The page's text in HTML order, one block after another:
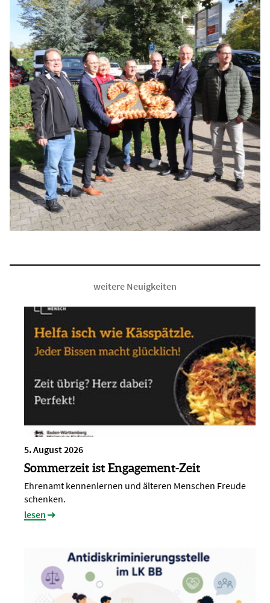
weitere Neuigkeiten
5. August 2026
Sommerzeit ist Engagement-Zeit
Ehrenamt kennenlernen und älteren Menschen Freude
schenken.
lesen